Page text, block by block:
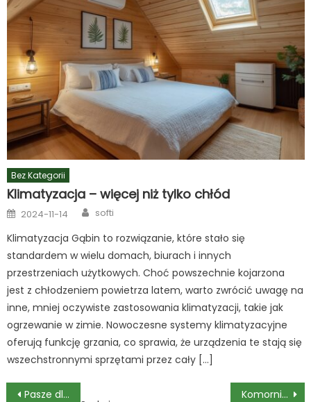
Bez Kategorii
Klimatyzacja – więcej niż tylko chłód
Posted
on
2024-11-14 Author
softi
Klimatyzacja Gąbin to rozwiązanie, które stało się
standardem w wielu domach, biurach i innych
przestrzeniach użytkowych. Choć powszechnie kojarzona
jest z chłodzeniem powietrza latem, warto zwrócić uwagę na
inne, mniej oczywiste zastosowania klimatyzacji, takie jak
ogrzewanie w zimie. Nowoczesne systemy klimatyzacyjne
oferują funkcję grzania, co sprawia, że urządzenia te stają się
wszechstronnymi sprzętami przez cały […]
Nawigacja
Pasze dla trzody – Jak je wybierać? Komornik Sądowy – Kim jest i co warto o nim wiedzieć